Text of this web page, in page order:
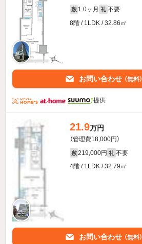
敷 1.0ヶ月 礼 不要
8階 / 1LDK / 32.86㎡
お問い合わせ （無料）
提供
21.9万円
（管理費18,000円）
敷 219,000円 礼 不要
4階 / 1LDK / 32.79㎡
お問い合わせ （無料）